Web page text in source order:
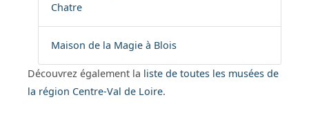
Chatre
Maison de la Magie à Blois
Découvrez également la liste de toutes les musées de
la région Centre-Val de Loire.